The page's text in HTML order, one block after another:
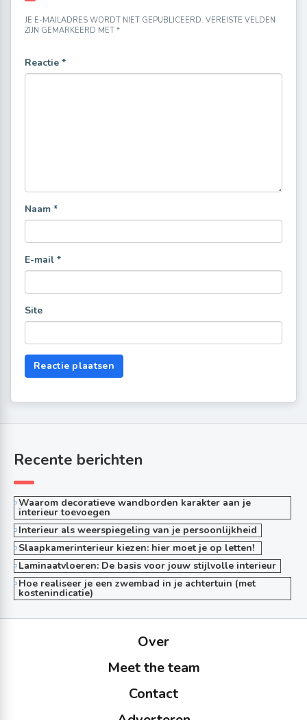
JE E-MAILADRES WORDT NIET GEPUBLICEERD. VEREISTE VELDEN
ZIJN GEMARKEERD MET *
Reactie *
Naam *
E-mail *
Site
Recente berichten
Waarom decoratieve wandborden karakter aan je
interieur toevoegen
Interieur als weerspiegeling van je persoonlijkheid
Slaapkamerinterieur kiezen: hier moet je op letten!
Laminaatvloeren: De basis voor jouw stijlvolle interieur
Hoe realiseer je een zwembad in je achtertuin (met
kostenindicatie)
Over
Meet the team
Contact